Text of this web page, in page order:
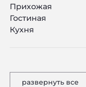
Прихожая
Гостиная
Кухня
развернуть все